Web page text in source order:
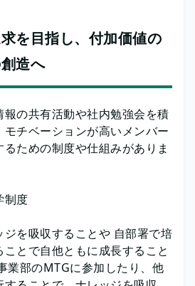
を目指し、付加価値の
造へ
の共有活動や社内勉強会を積
チベーションが高いメンバー
ための制度や仕組みがありま
制度
を吸収することや 自部署で培
とで自他ともに成長すること
業部のMTGに参加したり、他